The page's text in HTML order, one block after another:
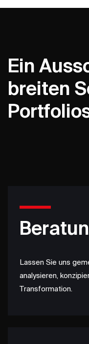
Ein
breiten
Lassen Sie uns
analysieren,
Transformation.